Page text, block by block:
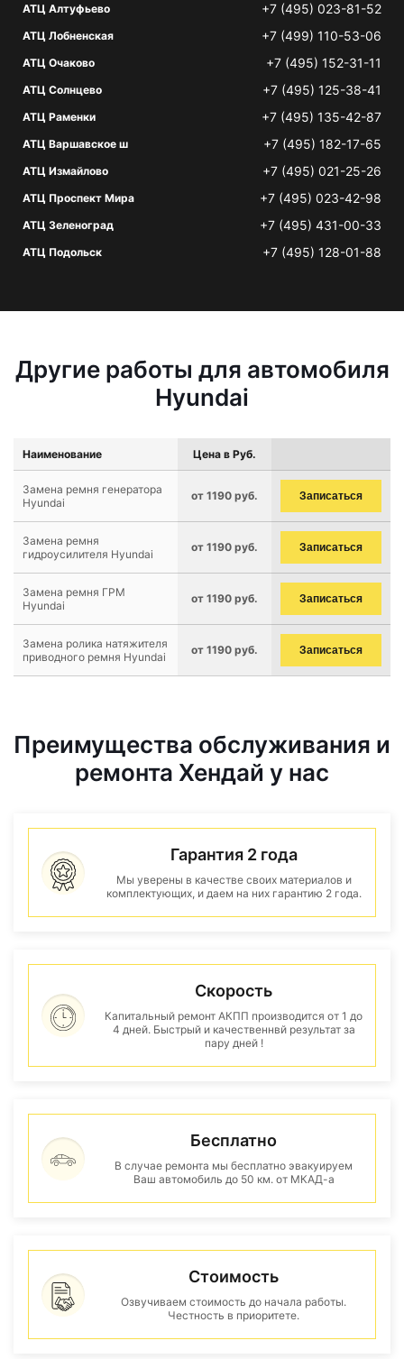
АТЦ Алтуфьево +7 (495) 023-81-52
АТЦ Лобненская +7 (499) 110-53-06
АТЦ Очаково +7 (495) 152-31-11
АТЦ Солнцево +7 (495) 125-38-41
АТЦ Раменки +7 (495) 135-42-87
АТЦ Варшавское ш +7 (495) 182-17-65
АТЦ Измайлово +7 (495) 021-25-26
АТЦ Проспект Мира +7 (495) 023-42-98
АТЦ Зеленоград +7 (495) 431-00-33
АТЦ Подольск +7 (495) 128-01-88
Другие работы для автомобиля
Hyundai
Наименование Цена в Руб.
Замена ремня генератора
Hyundai
от 1190 руб. Записаться
Замена ремня
гидроусилителя Hyundai
от 1190 руб. Записаться
Замена ремня ГРМ
Hyundai
от 1190 руб. Записаться
Замена ролика натяжителя
приводного ремня Hyundai
от 1190 руб. Записаться
Преимущества обслуживания и
ремонта Хендай у нас
Гарантия 2 года
Мы уверены в качестве своих материалов и
комплектующих, и даем на них гарантию 2 года.
Скорость
Капитальный ремонт АКПП производится от 1 до
4 дней. Быстрый и качественнвй результат за
пару дней !
Бесплатно
В случае ремонта мы бесплатно эвакуируем
Ваш автомобиль до 50 км. от МКАД-а
Стоимость
Озвучиваем стоимость до начала работы.
Честность в приоритете.